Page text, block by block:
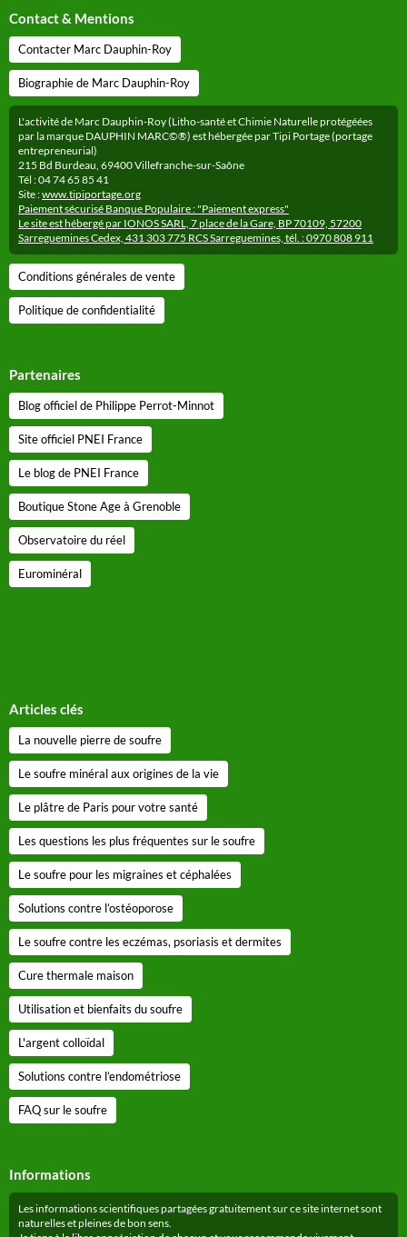
Contact & Mentions
Contacter Marc Dauphin-Roy
Biographie de Marc Dauphin-Roy
L'activité de Marc Dauphin-Roy (Litho-santé et Chimie Naturelle protégéées
par la marque DAUPHIN MARC©®) est hébergée par Tipi Portage (portage
entrepreneurial)
215 Bd Burdeau, 69400 Villefranche-sur-Saône
Tél : 04 74 65 85 41
Site :www.tipiportage.org
Paiement sécurisé Banque Populaire : "Paiement express"
Le site est hébergé par IONOS SARL, 7 place de la Gare, BP 70109, 57200
Sarreguemines Cedex, 431 303 775 RCS Sarreguemines, tél. : 0970 808 911
Conditions générales de vente
Politique de confidentialité
Partenaires
Blog officiel de Philippe Perrot-Minnot
Site officiel PNEI France
Le blog de PNEI France
Boutique Stone Age à Grenoble
Observatoire du réel
Eurominéral
Articles clés
La nouvelle pierre de soufre
Le soufre minéral aux origines de la vie
Le plâtre de Paris pour votre santé
Les questions les plus fréquentes sur le soufre
Le soufre pour les migraines et céphalées
Solutions contre l’ostéoporose
Le soufre contre les eczémas, psoriasis et dermites
Cure thermale maison
Utilisation et bienfaits du soufre
L'argent colloïdal
Solutions contre l’endométriose
FAQ sur le soufre
Informations
Les informations scientifiques partagées gratuitement sur ce site internet sont
naturelles et pleines de bon sens.